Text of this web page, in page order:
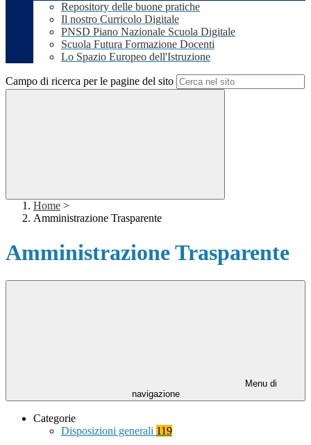
Repository delle buone pratiche
Il nostro Curricolo Digitale
PNSD Piano Nazionale Scuola Digitale
Scuola Futura Formazione Docenti
Lo Spazio Europeo dell'Istruzione
Campo di ricerca per le pagine del sito
Home >
Amministrazione Trasparente
Amministrazione Trasparente
Menu di
navigazione
Categorie
Disposizioni generali 119